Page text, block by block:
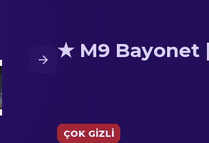
★ M9 Bayonet
ÇOK GIZLI